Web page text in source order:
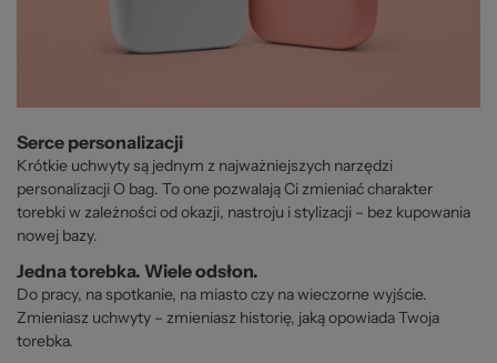
Serce personalizacji
Krótkie uchwyty są jednym z najważniejszych narzędzi
personalizacji O bag. To one pozwalają Ci zmieniać charakter
torebki w zależności od okazji, nastroju i stylizacji – bez kupowania
nowej bazy.
Jedna torebka. Wiele odsłon.
Do pracy, na spotkanie, na miasto czy na wieczorne wyjście.
Zmieniasz uchwyty – zmieniasz historię, jaką opowiada Twoja
torebka.